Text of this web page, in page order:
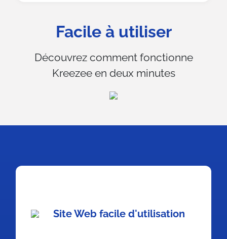
Facile à utiliser
Découvrez comment fonctionne
Kreezee en deux minutes
Site Web facile d'utilisation